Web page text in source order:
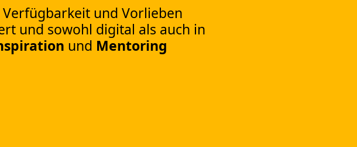
und Vorlieben
und sowohl digital als auch in
und Mentoring